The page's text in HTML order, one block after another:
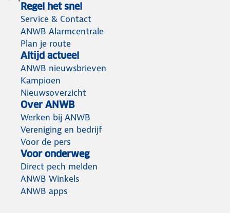
Regel het snel
Service & Contact
ANWB Alarmcentrale
Plan je route
Altijd actueel
ANWB nieuwsbrieven
Kampioen
Nieuwsoverzicht
Over ANWB
Werken bij ANWB
Vereniging en bedrijf
Voor de pers
Voor onderweg
Direct pech melden
ANWB Winkels
ANWB apps